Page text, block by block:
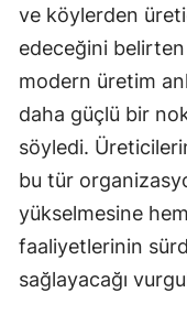
ve köylerden
edeceğini
modern üretim
daha güçlü bir
söyledi.
bu tür
yükselmesine
faaliyetlerinin
sağlayacağı